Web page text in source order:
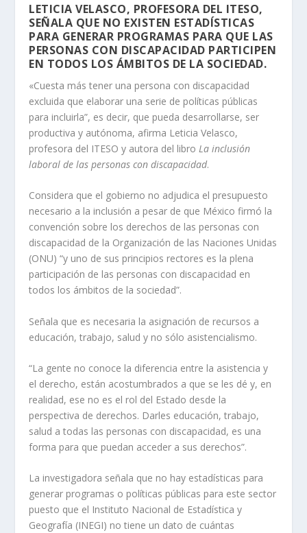
LETICIA VELASCO, PROFESORA DEL ITESO,
SEÑALA QUE NO EXISTEN ESTADÍSTICAS
PARA GENERAR PROGRAMAS PARA QUE LAS
PERSONAS CON DISCAPACIDAD PARTICIPEN
EN TODOS LOS ÁMBITOS DE LA SOCIEDAD.
«Cuesta más tener una persona con discapacidad
excluida que elaborar una serie de políticas públicas
para incluirla”, es decir, que pueda desarrollarse, ser
productiva y autónoma, afirma Leticia Velasco,
profesora del ITESO y autora del libroLa inclusión
laboral de las personas con discapacidad.
Considera que el gobierno no adjudica el presupuesto
necesario a la inclusión a pesar de que México firmó la
convención sobre los derechos de las personas con
discapacidad de la Organización de las Naciones Unidas
(ONU) “y uno de sus principios rectores es la plena
participación de las personas con discapacidad en
todos los ámbitos de la sociedad”.
Señala que es necesaria la asignación de recursos a
educación, trabajo, salud y no sólo asistencialismo.
“La gente no conoce la diferencia entre la asistencia y
el derecho, están acostumbrados a que se les dé y, en
realidad, ese no es el rol del Estado desde la
perspectiva de derechos. Darles educación, trabajo,
salud a todas las personas con discapacidad, es una
forma para que puedan acceder a sus derechos”.
La investigadora señala que no hay estadísticas para
generar programas o políticas públicas para este sector
puesto que el Instituto Nacional de Estadística y
Geografía (INEGI) no tiene un dato de cuántas